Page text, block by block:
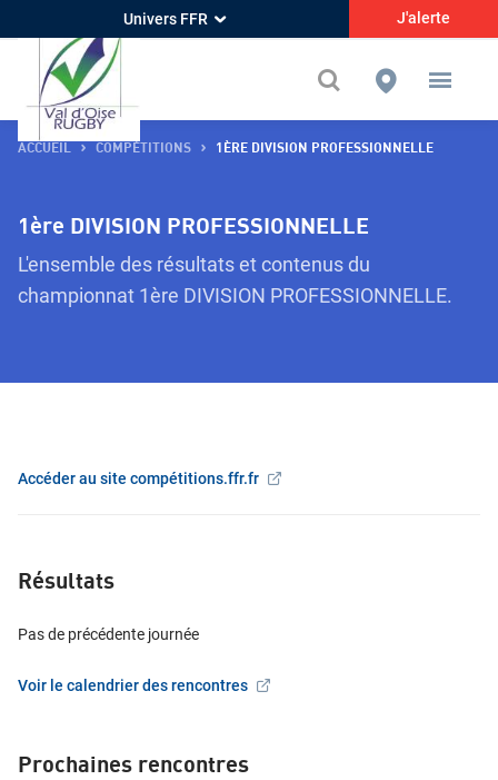
Univers FFR J'alerte
ACCUEIL COMPÉTITIONS 1ÈRE DIVISION PROFESSIONNELLE
1ère DIVISION PROFESSIONNELLE
L'ensemble des résultats et contenus du
championnat 1ère DIVISION PROFESSIONNELLE.
Accéder au site compétitions.ffr.fr
Résultats
Pas de précédente journée
Voir le calendrier des rencontres
Prochaines rencontres